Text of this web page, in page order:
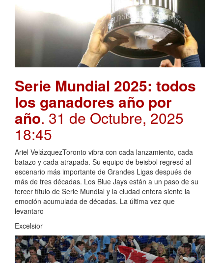
Serie Mundial 2025: todos
los ganadores año por
año. 31 de Octubre, 2025
18:45
Ariel VelázquezToronto vibra con cada lanzamiento, cada
batazo y cada atrapada. Su equipo de beisbol regresó al
escenario más importante de Grandes Ligas después de
más de tres décadas. Los Blue Jays están a un paso de su
tercer título de Serie Mundial y la ciudad entera siente la
emoción acumulada de décadas. La última vez que
levantaro
Excelsior